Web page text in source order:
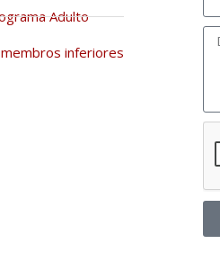
Adulto
inferiores